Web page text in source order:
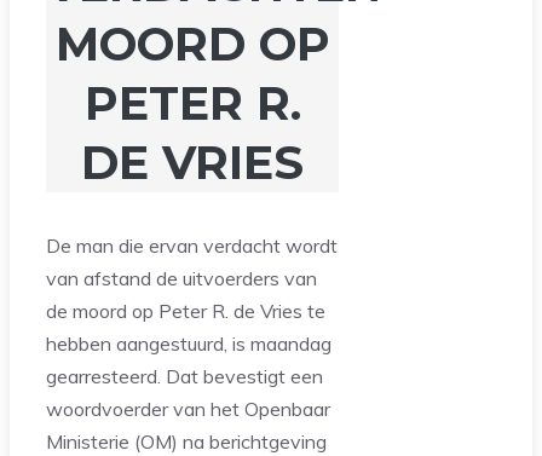
MOORD OP
PETER R.
DE VRIES
De man die ervan verdacht wordt
van afstand de uitvoerders van
de moord op Peter R. de Vries te
hebben aangestuurd, is maandag
gearresteerd. Dat bevestigt een
woordvoerder van het Openbaar
Ministerie (OM) na berichtgeving